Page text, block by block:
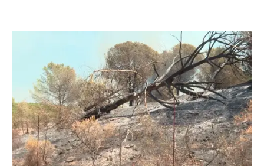
Andalucía